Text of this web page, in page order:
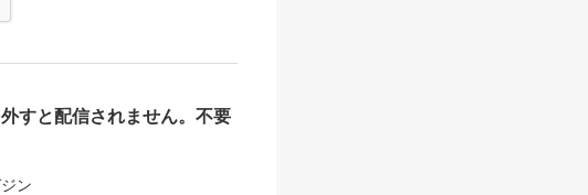
すと配信されません。不要
ン